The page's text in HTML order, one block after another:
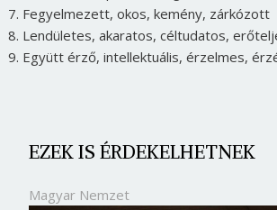
7. Fegyelmezett, okos, kemény, zárkózott
8. Lendületes, akaratos, céltudatos,
9. Együtt érző, intellektuális, érzelmes,
EZEK IS ÉRDEKELHETNEK
Magyar Nemzet